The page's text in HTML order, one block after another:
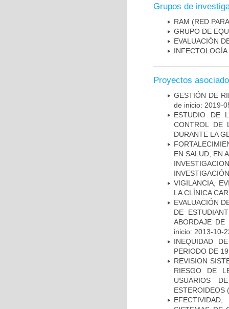
Grupos de
RAM (RED
GRUPO DE
EVALUACIÓN
Proyectos
GESTIÓN DE
de inicio: 2019-
ESTUDIO DE
CONTROL DE
DURANTE LA
EN SALUD, EN
VIGILANCIA,
LA CLÍNICA
EVALUACIÓN
DE
ABORDAJE
inicio: 2013-10-
INEQUIDAD
PERIODO DE
REVISION
RIESGO DE
USUARIOS
ESTEROIDEOS